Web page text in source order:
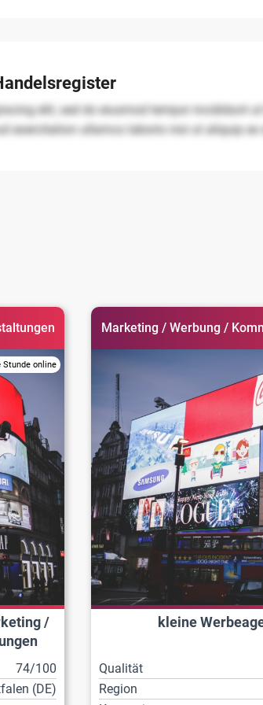
elit, sed do eiusmod tempor incididunt
exercitation ullamco laboris nisi ut aliquip ex
Stunde online
/
74/100
(DE)
Marketing / Werbung /
kleine
Qualität
Region